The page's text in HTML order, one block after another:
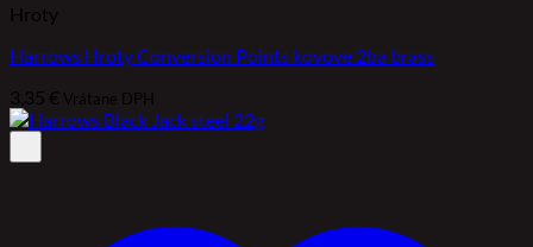
Hroty
Harrows Hroty Conversion Points kovove 2ba brass
3,35 € Vrátane DPH